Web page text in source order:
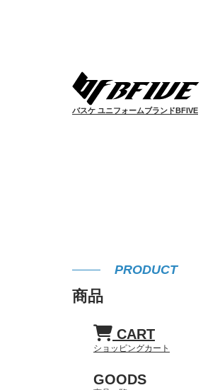
バスケ ユニフォームブランドBFIVE
PRODUCT
商品
CART
ショッピングカート
GOODS